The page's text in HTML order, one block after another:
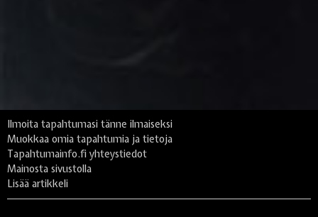
Ilmoita tapahtumasi tänne ilmaiseksi
Muokkaa omia tapahtumia ja tietoja
Tapahtumainfo.fi yhteystiedot
Mainosta sivustolla
Lisää artikkeli